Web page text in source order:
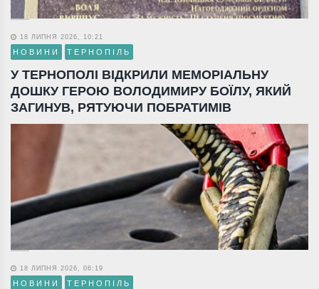
18 ЛИПНЯ 2026, 10:21
НОВИНИ ТЕРНОПІЛЬ
У ТЕРНОПОЛІ ВІДКРИЛИ МЕМОРІАЛЬНУ
ДОШКУ ГЕРОЮ ВОЛОДИМИРУ БОЇЛУ, ЯКИЙ
ЗАГИНУВ, РЯТУЮЧИ ПОБРАТИМІВ
18 ЛИПНЯ 2026, 06:19
НОВИНИ ТЕРНОПІЛЬ